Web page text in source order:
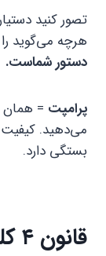
تصور کنید
هرچه می‌گوید را
دستور شماست.
پرامپت =
می‌دهید.
بستگی دارد.
قانون ۴ کلمه‌ای: S.A.M.E.